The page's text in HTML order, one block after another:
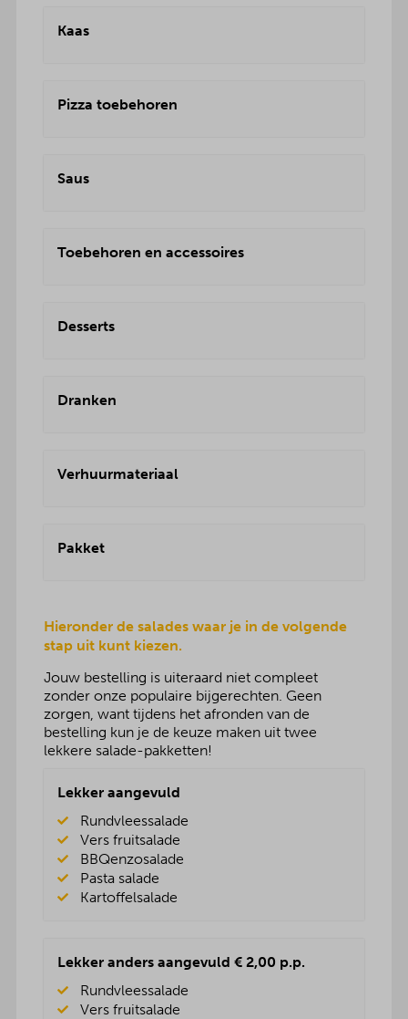
Kaas
Pizza toebehoren
Saus
Toebehoren en accessoires
Desserts
Dranken
Verhuurmateriaal
Pakket
Hieronder de salades waar je in de volgende
stap uit kunt kiezen.
Jouw bestelling is uiteraard niet compleet
zonder onze populaire bijgerechten. Geen
zorgen, want tijdens het afronden van de
bestelling kun je de keuze maken uit twee
lekkere salade-pakketten!
Lekker aangevuld
Rundvleessalade
Vers fruitsalade
BBQenzosalade
Pasta salade
Kartoffelsalade
Lekker anders aangevuld € 2,00 p.p.
Rundvleessalade
Vers fruitsalade